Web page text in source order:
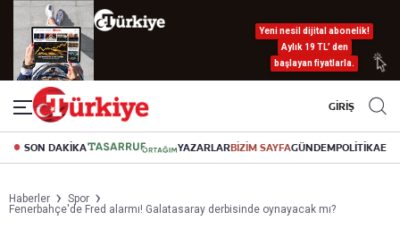
Yeni nesil dijital abonelik!
Aylık 19 TL’ den
başlayan fiyatlarla.
GİRİŞ
SON DAKİKA YAZARLARBİZİM SAYFAGÜNDEMPOLİTİKA
Haberler
Spor
Fenerbahçe'de Fred alarmı! Galatasaray derbisinde oynayacak mı?